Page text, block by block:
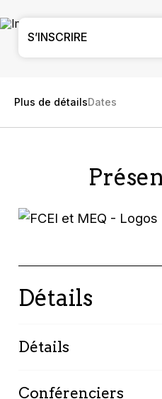
S’INSCRIRE
Plus de détailsDates
Détails
Détails
manufacturières au
Conférenciers